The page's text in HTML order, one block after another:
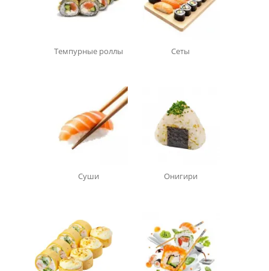
Темпурные роллы Сеты
Суши Онигири